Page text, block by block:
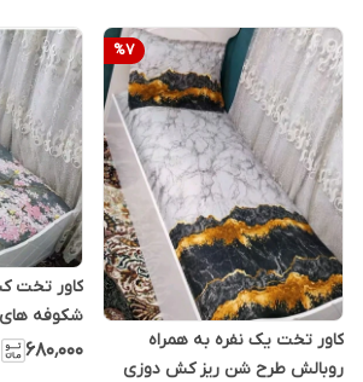
%7
کاور تخت یک نفره به همراه
روبالش طرح شن ریز کش دوزی
کاور تخت
شکوفه های
هگمتان
۶۸۰٬۰۰۰